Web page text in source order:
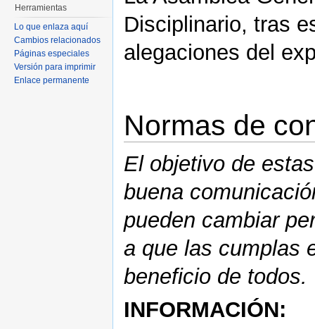
Disciplinario, tras
alegaciones del
Normas de
El objetivo de
buena
pueden cambiar
a que las cumplas
beneficio de todos.
INFORMACIÓN:
Herramientas
Lo que enlaza aquí
Cambios relacionados
Páginas especiales
Versión para imprimir
Enlace permanente